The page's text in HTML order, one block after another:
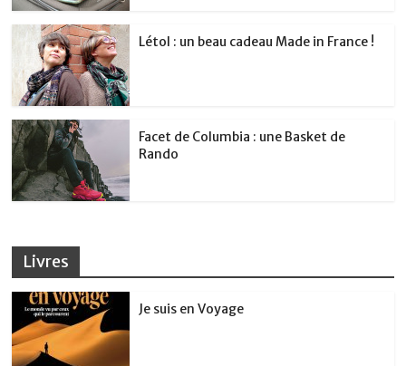
Létol : un beau cadeau Made in France !
Facet de Columbia : une Basket de
Rando
Livres
Je suis en Voyage